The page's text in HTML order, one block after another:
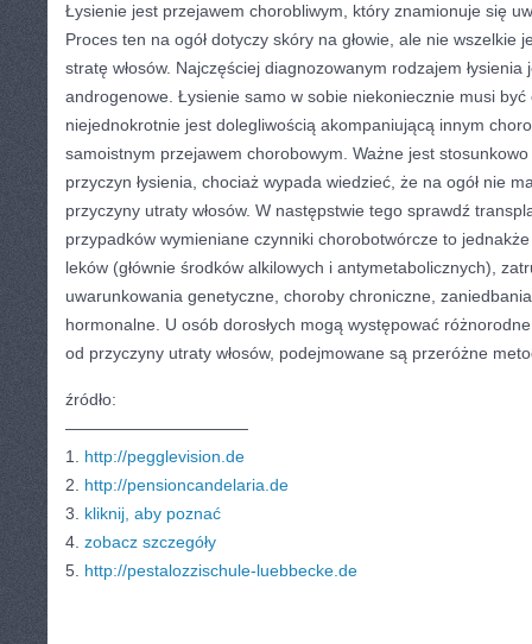
Łysienie jest przejawem chorobliwym, który znamionuje się
Proces ten na ogół dotyczy skóry na głowie, ale nie wszelkie
stratę włosów. Najczęściej diagnozowanym rodzajem łysienia
androgenowe. Łysienie samo w sobie niekoniecznie musi być
niejednokrotnie jest dolegliwością akompaniującą innym
samoistnym przejawem chorobowym. Ważne jest
przyczyn łysienia, chociaż wypada wiedzieć, że na ogół nie
przyczyny utraty włosów. W następstwie tego sprawdź
przypadków wymieniane czynniki chorobotwórcze to
leków (głównie środków alkilowych i antymetabolicznych),
uwarunkowania genetyczne, choroby chroniczne,
hormonalne. U osób dorosłych mogą występować
od przyczyny utraty włosów, podejmowane są przeróżne
źródło:
———————————
1. http://pegglevision.de
2. http://pensioncandelaria.de
3. kliknij, aby poznać
4. zobacz szczegóły
5. http://pestalozzischule-luebbecke.de